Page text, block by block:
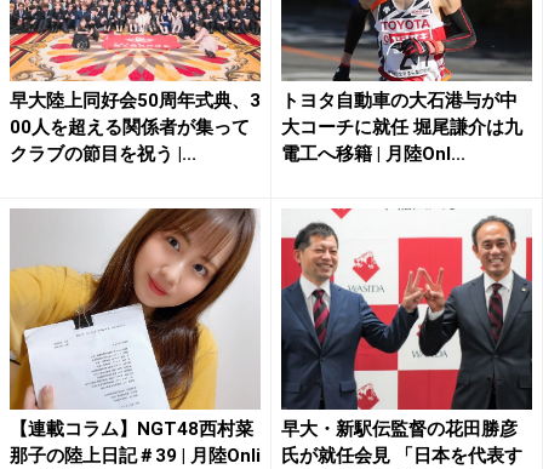
早大陸上同好会50周年式典、3
00人を超える関係者が集って
クラブの節目を祝う |...
トヨタ自動車の大石港与が中
大コーチに就任 堀尾謙介は九
電工へ移籍 | 月陸Onl...
【連載コラム】NGT48西村菜
那子の陸上日記＃39 | 月陸Onli
早大・新駅伝監督の花田勝彦
氏が就任会見 「日本を代表す